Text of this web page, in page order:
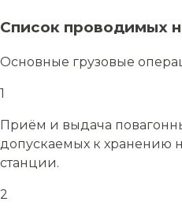
Список проводимых
Основные грузовые
1
Приём и выдача
допускаемых к хранению
станции.
2